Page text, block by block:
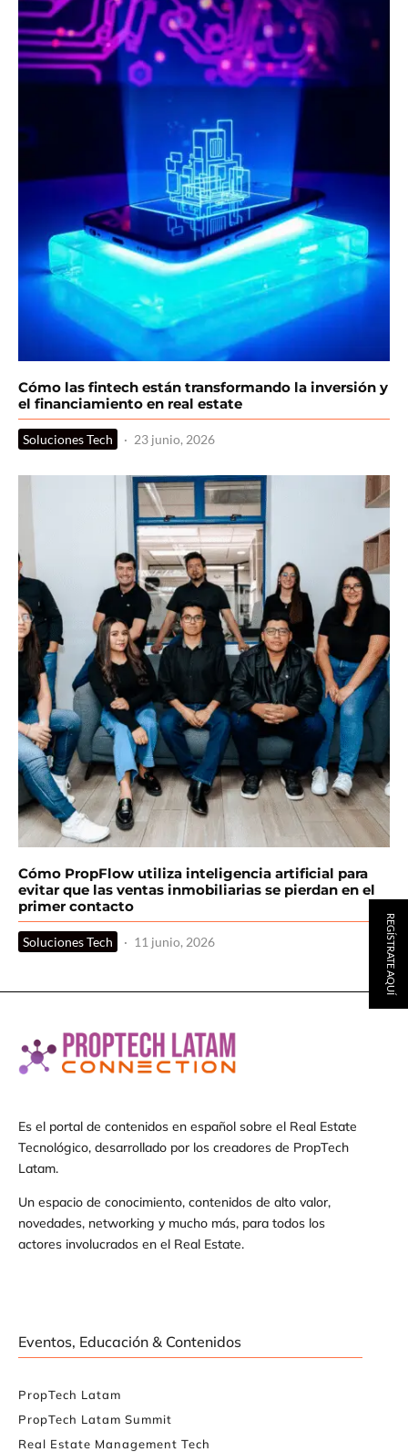
Cómo las fintech están transformando la inversión y
el financiamiento en real estate
Soluciones Tech · 23 junio, 2026
Cómo PropFlow utiliza inteligencia artificial para
evitar que las ventas inmobiliarias se pierdan en el
primer contacto
Soluciones Tech · 11 junio, 2026
Es el portal de contenidos en español sobre el Real Estate
Tecnológico, desarrollado por los creadores de PropTech
Latam.
Un espacio de conocimiento, contenidos de alto valor,
novedades, networking y mucho más, para todos los
actores involucrados en el Real Estate.
Eventos, Educación & Contenidos
PropTech Latam
PropTech Latam Summit
Real Estate Management Tech
REGÍSTRATE AQUÍ